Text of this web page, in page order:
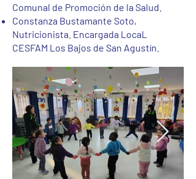
Comunal de Promoción de la Salud.
Constanza Bustamante Soto,
Nutricionista. Encargada LocaL
CESFAM Los Bajos de San Agustín.